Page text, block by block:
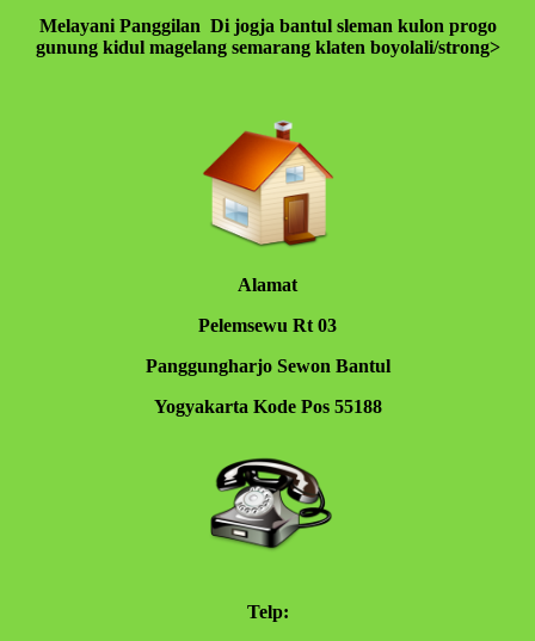
Melayani Panggilan Di jogja bantul sleman kulon progo
gunung kidul magelang semarang klaten boyolali/strong>
Alamat
Pelemsewu Rt 03
Panggungharjo Sewon Bantul
Yogyakarta Kode Pos 55188
Telp: